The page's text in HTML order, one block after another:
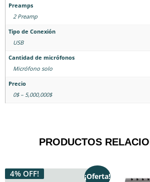
Preamps
2 Preamp
Tipo de Conexión
USB
Cantidad de micrófonos
Micrófono solo
Precio
0$ – 5,000,000$
PRODUCTOS
4% OFF! ¡Oferta!